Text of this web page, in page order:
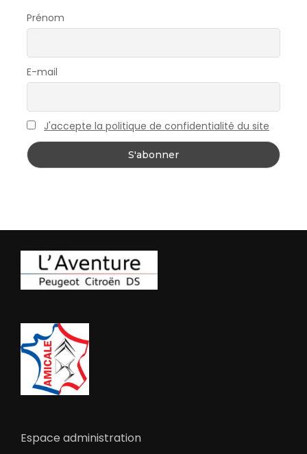
Prénom
E-mail
J'accepte la politique de confidentialité du site
Espace administration